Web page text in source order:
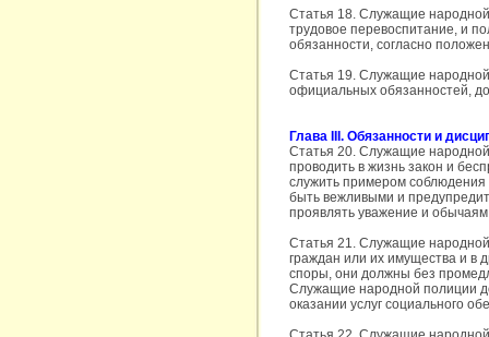
Статья 18. Служащие народной
трудовое перевоспитание, и
обязанности, согласно
Статья 19. Служащие народной
официальных обязанностей,
Глава III. Обязанности и
Статья 20. Служащие
проводить в жизнь закон и
служить примером соблюдения
быть вежливыми и
проявлять уважение и
Статья 21. Служащие
граждан или их имущества и в
споры, они должны без
Служащие народной полиции
оказании услуг социального